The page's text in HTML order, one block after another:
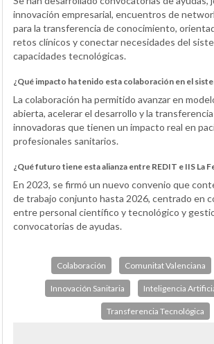
innovación empresarial, encuentros de
para la transferencia de conocimiento,
retos clínicos y conectar necesidades del
capacidades tecnológicas.
¿Qué impacto ha tenido esta colaboración en el
La colaboración ha permitido avanzar en
abierta, acelerar el desarrollo y la
innovadoras que tienen un impacto real en
profesionales sanitarios.
¿Qué futuro tiene esta alianza entre REDIT e IIS La
En 2023, se firmó un nuevo convenio que
de trabajo conjunto hasta 2026, centrado en
entre personal científico y tecnológico y
convocatorias de ayudas.
Colaboración Comunitat Valenciana
Innovación Sanitaria Inteligencia
Transferencia Tecnológica